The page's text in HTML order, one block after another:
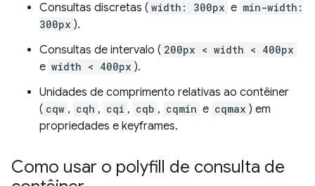
Consultas discretas ( width: 300px e min-width:
300px ).
Consultas de intervalo ( 200px < width < 400px
e width < 400px ).
Unidades de comprimento relativas ao contêiner
( cqw , cqh , cqi , cqb , cqmin e cqmax ) em
propriedades e keyframes.
Como usar o polyfill de consulta de